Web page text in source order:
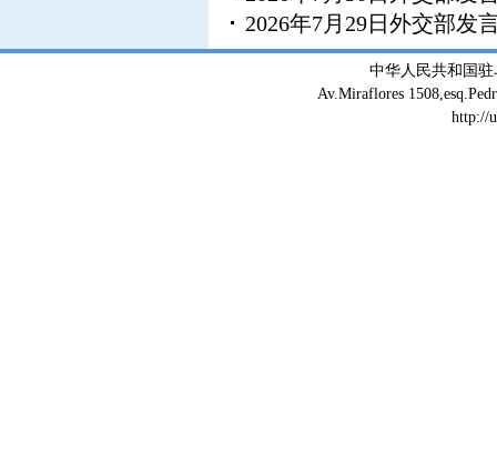
2026年7月29日外交部发
中华人民共和国
Av.Miraflores
http://